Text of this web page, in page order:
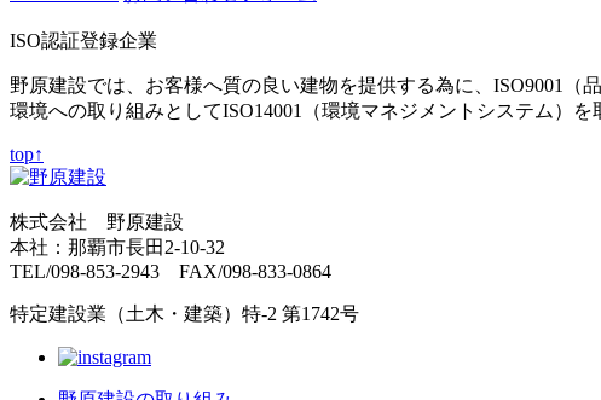
ISO認証登録企業
野原建設では、お客様へ質の良い建物を提供する為に、ISO9001（
環境への取り組みとしてISO14001（環境マネジメントシステム）を
top↑
株式会社 野原建設
本社：那覇市長田2-10-32
TEL/098-853-2943 FAX/098-833-0864
特定建設業（土木・建築）特-2 第1742号